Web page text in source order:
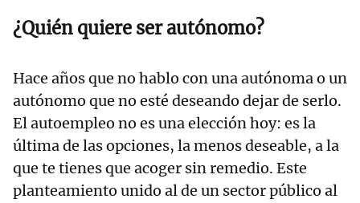
¿Quién quiere ser autónomo?
Hace años que no hablo con una autónoma o un
autónomo que no esté deseando dejar de serlo.
El autoempleo no es una elección hoy: es la
última de las opciones, la menos deseable, a la
que te tienes que acoger sin remedio. Este
planteamiento unido al de un sector público al